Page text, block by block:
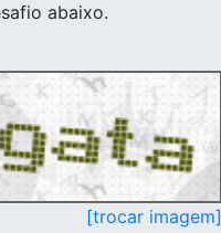
abaixo.
[trocar imagem]